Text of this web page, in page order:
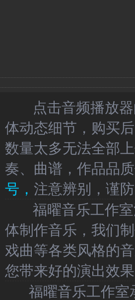
点击音频播放器
体动态细节，购买
数量太多无法全部
奏、曲谱，作品品
号， 注意辨别，谨防
福曜音乐工作室
体制作音乐，我们
戏曲等各类风格的
您带来好的演出效
福曜音乐工作室